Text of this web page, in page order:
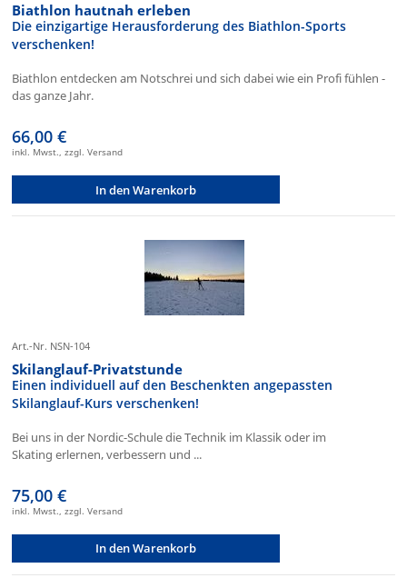
Biathlon hautnah erleben
Die einzigartige Herausforderung des Biathlon-Sports
verschenken!
Biathlon entdecken am Notschrei und sich dabei wie ein Profi fühlen -
das ganze Jahr.
66,00 €
inkl. Mwst., zzgl. Versand
In den Warenkorb
Art.-Nr. NSN-104
Skilanglauf-Privatstunde
Einen individuell auf den Beschenkten angepassten
Skilanglauf-Kurs verschenken!
Bei uns in der Nordic-Schule die Technik im Klassik oder im
Skating erlernen, verbessern und ...
75,00 €
inkl. Mwst., zzgl. Versand
In den Warenkorb